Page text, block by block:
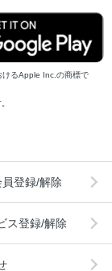
るApple Inc.の商標で
登録/解除
ス登録/解除